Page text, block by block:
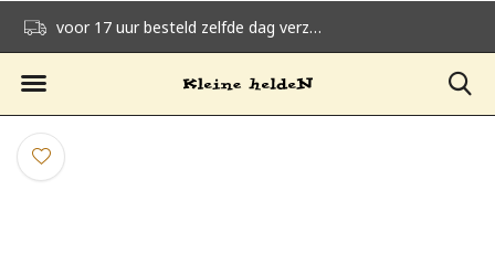
voor 17 uur besteld zelfde dag verzonden